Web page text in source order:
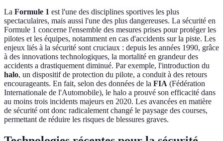
La Formule 1 est l'une des disciplines sportives les plus
spectaculaires, mais aussi l'une des plus dangereuses. La sécurité en
Formule 1 concerne l'ensemble des mesures prises pour protéger les
pilotes et les équipes, notamment en cas d'accidents sur la piste. Les
enjeux liés à la sécurité sont cruciaux : depuis les années 1990, grâce
à des innovations technologiques, la mortalité en grandeur des
accidents a drastiquement diminué. Par exemple, l'introduction du
halo, un dispositif de protection du pilote, a conduit à des retours
encourageants. En fait, selon des données de la FIA (Fédération
Internationale de l'Automobile), le halo a prouvé son efficacité dans
au moins trois incidents majeurs en 2020. Les avancées en matière
de sécurité ont donc radicalement changé le paysage des courses,
permettant de réduire les risques de blessures graves.